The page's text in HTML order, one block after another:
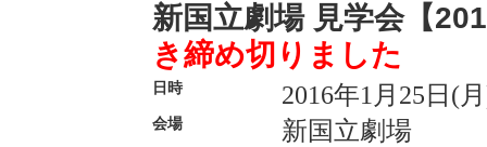
新国立劇場 見学会【
き締め切りました
日時 2016年1月25日(
会場 新国立劇場